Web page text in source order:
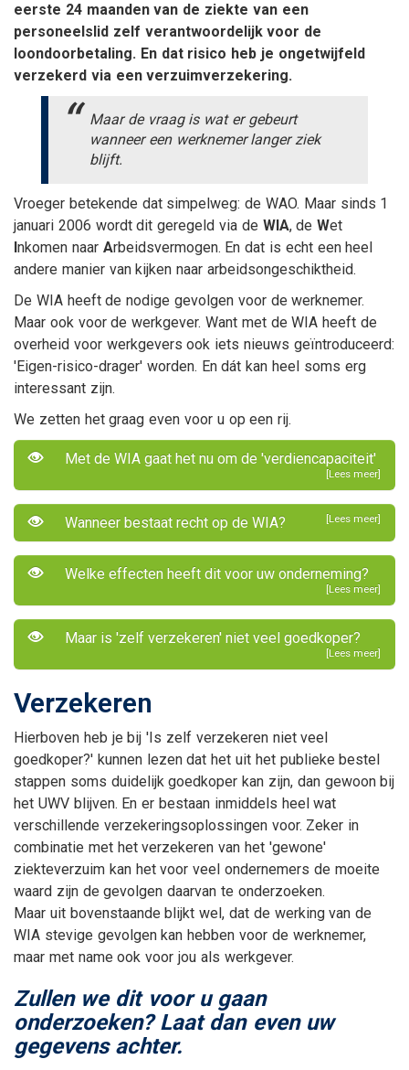
eerste 24 maanden van de ziekte van een
personeelslid zelf verantwoordelijk voor de
loondoorbetaling. En dat risico heb je ongetwijfeld
verzekerd via een verzuimverzekering.
Maar de vraag is wat er gebeurt
wanneer een werknemer langer ziek
blijft.
Vroeger betekende dat simpelweg: de WAO. Maar sinds 1
januari 2006 wordt dit geregeld via de WIA, deWet
Inkomen naar Arbeidsvermogen. En dat is echt een heel
andere manier van kijken naar arbeidsongeschiktheid.
De WIA heeft de nodige gevolgen voor de werknemer.
Maar ook voor de werkgever. Want met de WIA heeft de
overheid voor werkgevers ook iets nieuws geïntroduceerd:
'Eigen-risico-drager' worden. En dát kan heel soms erg
interessant zijn.
We zetten het graag even voor u op een rij.
Met de WIA gaat het nu om de 'verdiencapaciteit'
[Lees meer]
Wanneer bestaat recht op de WIA? [Lees meer]
Welke effecten heeft dit voor uw onderneming?
[Lees meer]
Maar is 'zelf verzekeren' niet veel goedkoper?
[Lees meer]
Verzekeren
Hierboven heb je bij 'Is zelf verzekeren niet veel
goedkoper?' kunnen lezen dat het uit het publieke bestel
stappen soms duidelijk goedkoper kan zijn, dan gewoon bij
het UWV blijven. En er bestaan inmiddels heel wat
verschillende verzekeringsoplossingen voor. Zeker in
combinatie met het verzekeren van het 'gewone'
ziekteverzuim kan het voor veel ondernemers de moeite
waard zijn de gevolgen daarvan te onderzoeken.
Maar uit bovenstaande blijkt wel, dat de werking van de
WIA stevige gevolgen kan hebben voor de werknemer,
maar met name ook voor jou als werkgever.
Zullen we dit voor u gaan
onderzoeken? Laat dan even uw
gegevens achter.